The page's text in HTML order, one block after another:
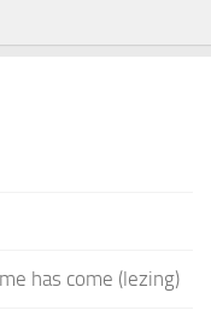
has come (lezing)